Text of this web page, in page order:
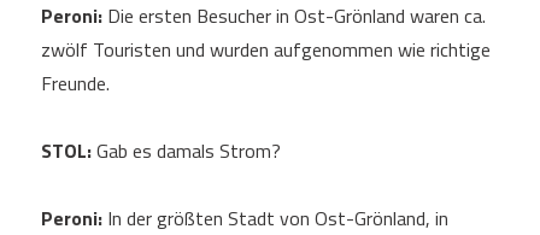
Peroni:Die ersten Besucher in Ost-Grönland waren ca.
zwölf Touristen und wurden aufgenommen wie richtige
Freunde.
STOL:Gab es damals Strom?
Peroni:In der größten Stadt von Ost-Grönland, in